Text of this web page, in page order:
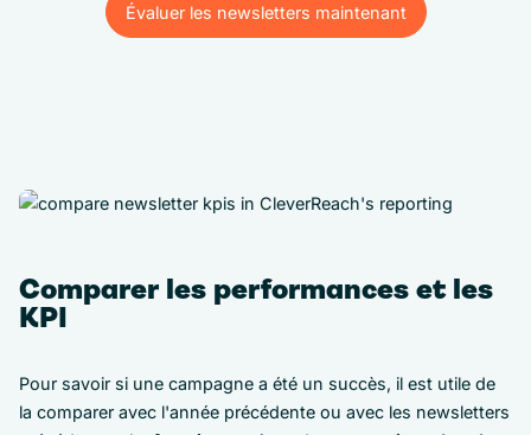
Évaluer les newsletters maintenant
Évaluer les newsletters maintenant
Comparer les performances et les
KPI
Pour savoir si une campagne a été un succès, il est utile de
la comparer avec l'année précédente ou avec les newsletters